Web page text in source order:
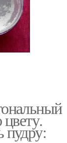
пудру: